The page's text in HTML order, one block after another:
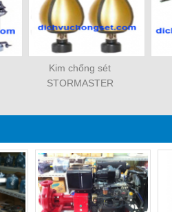
Kim chống sét
STORMASTER